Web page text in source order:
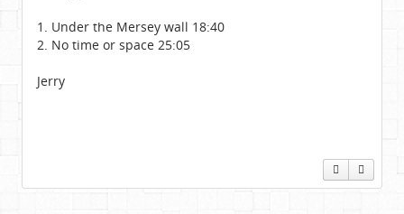
1. Under the Mersey wall 18:40
2. No time or space 25:05
Jerry